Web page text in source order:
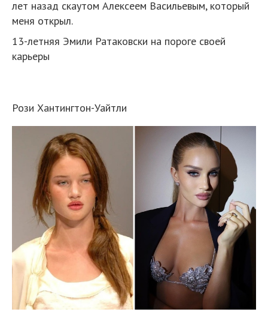
лет назад скаутом Алексеем Васильевым, который
меня открыл.
13-летняя Эмили Ратаковски на пороге своей
карьеры
Рози Хантингтон-Уайтли